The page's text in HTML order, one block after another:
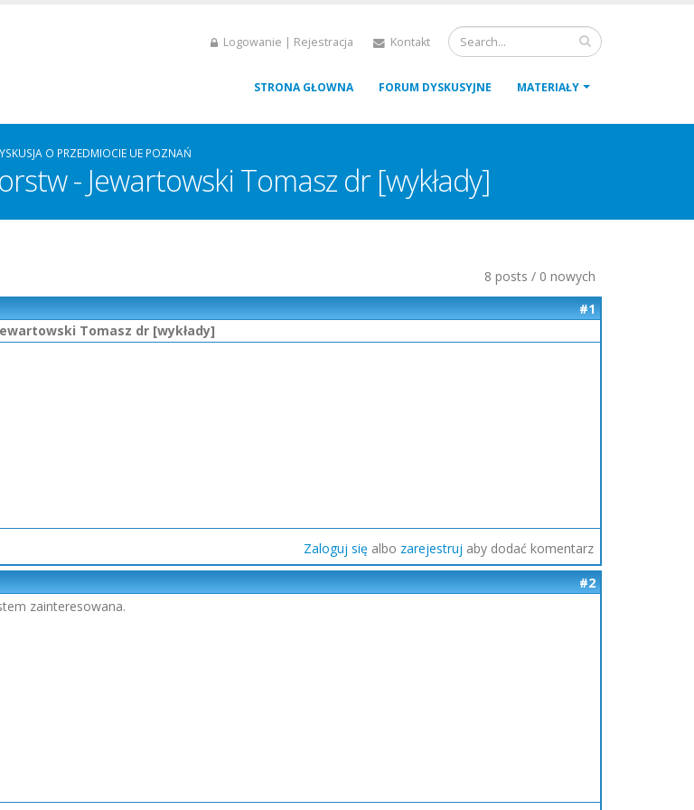
Logowanie | Rejestracja Kontakt
STRONA GŁOWNA FORUM DYSKUSYJNE MATERIAŁY
O PRZEDMIOCIE UE POZNAŃ
- Jewartowski Tomasz dr [wykłady]
8 posts / 0 nowych
#1
Tomasz dr [wykłady]
Zaloguj się albo zarejestruj aby dodać komentarz
#2
zainteresowana.